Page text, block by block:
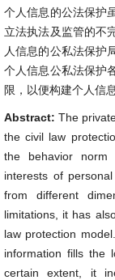
个人信息的公法保护
立法执法及监管的不
人信息的公私法保护
个人信息公私法保护
限，以便构建个人信
Abstract: The
the civil law
the behavior
interests of
from different
limitations, it has
law protection
information fills the
certain extent, it